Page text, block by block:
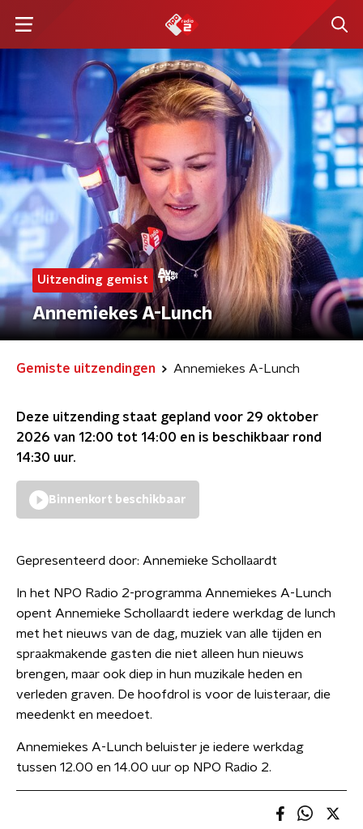
Uitzending gemist
Annemiekes A-Lunch
Gemiste uitzendingen Annemiekes A-Lunch
Deze uitzending staat gepland voor 29 oktober
2026 van 12:00 tot 14:00 en is beschikbaar rond
14:30 uur.
Binnenkort beschikbaar
Gepresenteerd door: Annemieke Schollaardt
In het NPO Radio 2-programma Annemiekes A-Lunch
opent Annemieke Schollaardt iedere werkdag de lunch
met het nieuws van de dag, muziek van alle tijden en
spraakmakende gasten die niet alleen hun nieuws
brengen, maar ook diep in hun muzikale heden en
verleden graven. De hoofdrol is voor de luisteraar, die
meedenkt en meedoet.
Annemiekes A-Lunch beluister je iedere werkdag
tussen 12.00 en 14.00 uur op NPO Radio 2.